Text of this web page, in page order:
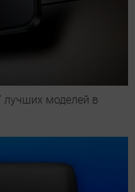
лучших моделей в